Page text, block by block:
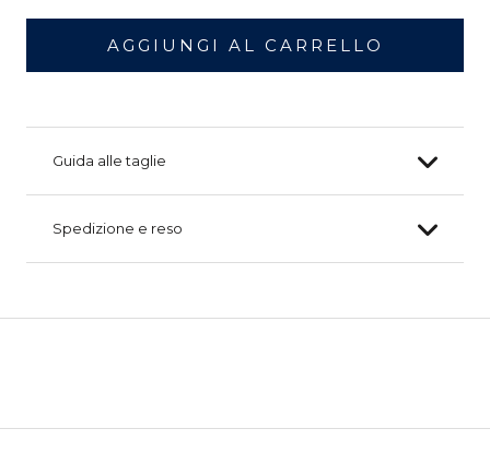
AGGIUNGI AL CARRELLO
Guida alle taglie
Spedizione e reso